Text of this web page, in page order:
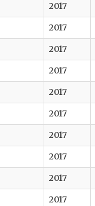
2017
2017
2017
2017
2017
2017
2017
2017
2017
2017